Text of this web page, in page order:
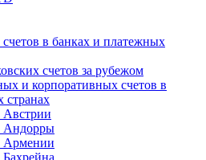
в банках и платежных
счетов за рубежом
и корпоративных счетов в
странах
Австрии
Андорры
Армении